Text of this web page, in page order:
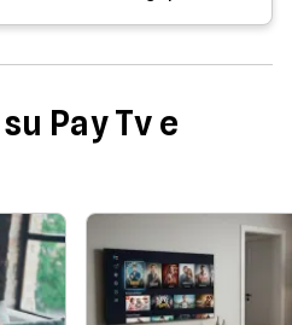
Pay Tv e